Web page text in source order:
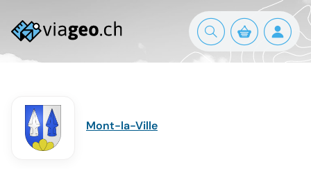
Mont-la-Ville